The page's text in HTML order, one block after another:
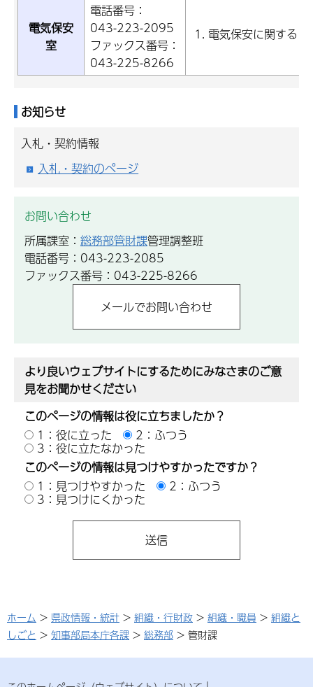
電気保安
室
電話番号：
043-223-2095
ファックス番号：
043-225-8266
電気保安に関するこ
お知らせ
入札・契約情報
入札・契約のページ
お問い合わせ
所属課室： 総務部管財課管理調整班
電話番号：043-223-2085
ファックス番号：043-225-8266
より良いウェブサイトにするためにみなさまのご意
見をお聞かせください
このページの情報は役に立ちましたか？
1：役に立った
2：ふつう
3：役に立たなかった
このページの情報は見つけやすかったですか？
1：見つけやすかった
2：ふつう
3：見つけにくかった
ホーム > 県政情報・統計 > 組織・行財政 > 組織・職員 > 組織と
しごと > 知事部局本庁各課 > 総務部 > 管財課